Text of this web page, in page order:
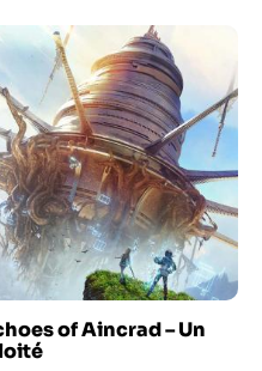
of Aincrad – Un